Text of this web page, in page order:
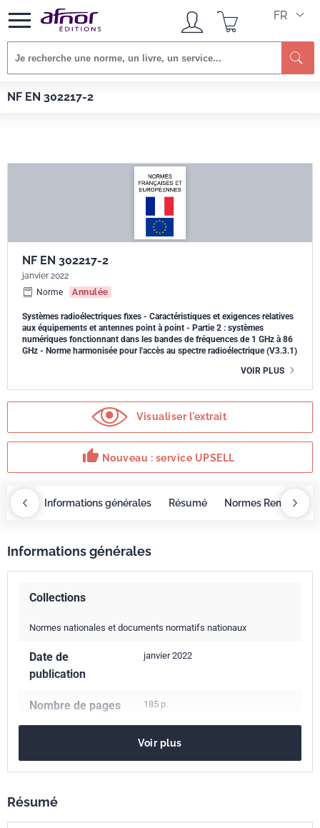
FR
NF EN 302217-2
Afnor EDITIONS Normes
NF EN 302217-2
janvier 2022
Norme
Annulée
Systèmes radioélectriques fixes - Caractéristiques et exigences relatives
aux équipements et antennes point à point - Partie 2 : systèmes
numériques fonctionnant dans les bandes de fréquences de 1 GHz à 86
GHz - Norme harmonisée pour l'accès au spectre radioélectrique (V3.3.1)
VOIR PLUS
Visualiser l'extrait
thumb_up Nouveau : service UPSELL
Informations générales Résumé Normes
Informations générales
Collections
Normes nationales et documents normatifs nationaux
Date de
publication
janvier 2022
Nombre de pages 185 p.
Codes ICS
Indice de
Voir plus
Résumé